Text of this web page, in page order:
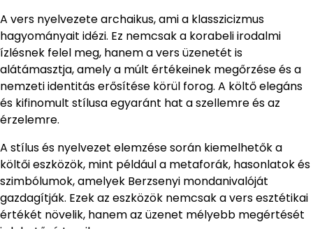
A vers nyelvezete archaikus, ami a klasszicizmus
hagyományait idézi. Ez nemcsak a korabeli irodalmi
ízlésnek felel meg, hanem a vers üzenetét is
alátámasztja, amely a múlt értékeinek megőrzése és a
nemzeti identitás erősítése körül forog. A költő elegáns
és kifinomult stílusa egyaránt hat a szellemre és az
érzelemre.
A stílus és nyelvezet elemzése során kiemelhetők a
költői eszközök, mint például a metaforák, hasonlatok és
szimbólumok, amelyek Berzsenyi mondanivalóját
gazdagítják. Ezek az eszközök nemcsak a vers esztétikai
értékét növelik, hanem az üzenet mélyebb megértését